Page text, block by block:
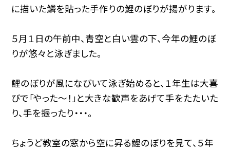
に描いた鱗を貼った手作りの鯉のぼりが揚がります。
５月１日の午前中、青空と白い雲の下、今年の鯉のぼ
りが悠々と泳ぎました。
鯉のぼりが風になびいて泳ぎ始めると、１年生は大喜
びで「やった〜！」と大きな歓声をあげて手をたたいた
り、手を振ったり・・・。
ちょうど教室の窓から空に昇る鯉のぼりを見て、５年